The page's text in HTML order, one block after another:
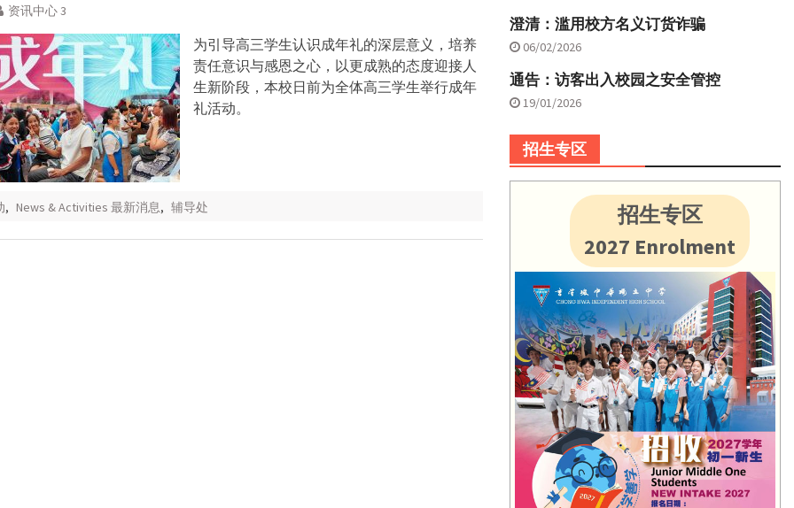
资讯中心 3
为引导高三学生认识成年礼的深层意义，培养
责任意识与感恩之心，以更成熟的态度迎接人
生新阶段，本校日前为全体高三学生举行成年
礼活动。
, News & Activities 最新消息, 辅导处
澄清：滥用校方名义订货诈骗
06/02/2026
通告：访客出入校园之安全管控
19/01/2026
招生专区
招生专区
2027 Enrolment